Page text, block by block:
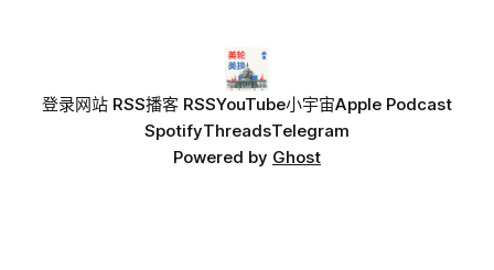
登录网站 RSS播客 RSSYouTube小宇宙Apple Podcast
SpotifyThreadsTelegram
Powered by Ghost